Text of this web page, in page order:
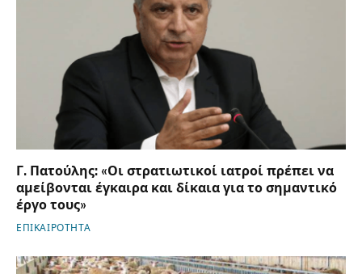
Γ. Πατούλης: «Οι στρατιωτικοί ιατροί πρέπει να
αμείβονται έγκαιρα και δίκαια για το σημαντικό
έργο τους»
ΕΠΙΚΑΙΡΟΤΗΤΑ